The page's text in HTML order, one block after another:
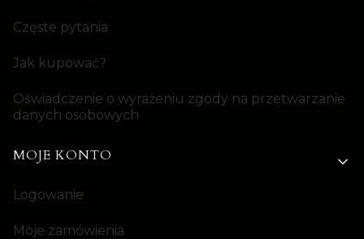
Częste pytania
Jak kupować?
Oświadczenie o wyrażeniu zgody na przetwarzanie
danych osobowych
MOJE KONTO
Logowanie
Moje zamówienia